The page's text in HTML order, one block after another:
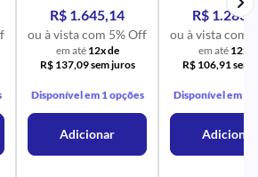
R$ 1.645,14
ou à vista com 5% Off
em até 12x de
R$ 137,09 sem juros
Disponível em 1 opções
Adicionar
R$
ou à vista com
em até 12x
R$ 106,91 sem
Disponível em 1
Adicionar